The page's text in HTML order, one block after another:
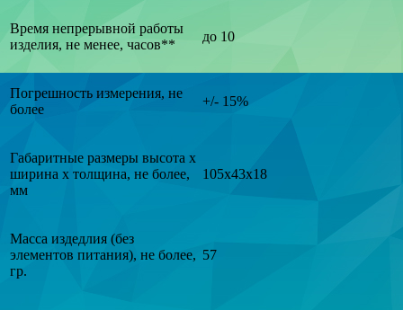
Время непрерывной работы
изделия, не менее, часов**
до 10
Погрешность измерения, не
более
+/- 15%
Габаритные размеры высота х
ширина х толщина, не более,
мм
105х43х18
Масса издедлия (без
элементов питания), не более,
гр.
57